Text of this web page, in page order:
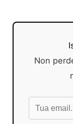
Non